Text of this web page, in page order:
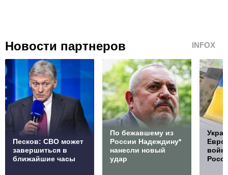
Новости партнеров INFOX
Песков: СВО может
завершиться в
ближайшие часы
По бежавшему из
России Надеждину*
нанесли новый
удар